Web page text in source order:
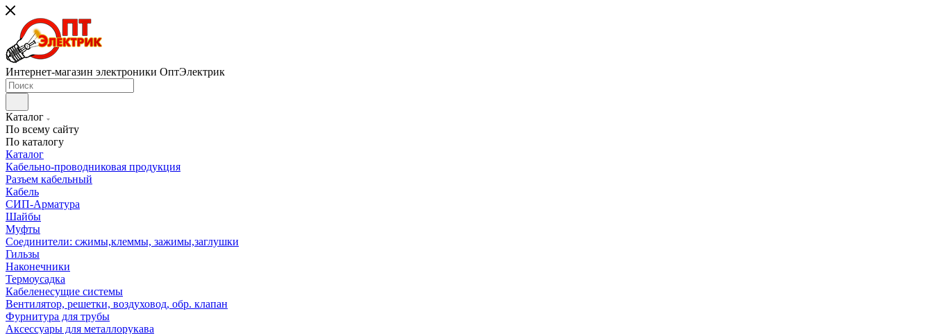
Интернет-магазин электроники ОптЭлектрик
Каталог
По всему сайту
По каталогу
Каталог
Кабельно-проводниковая продукция
Разъем кабельный
Кабель
СИП-Арматура
Шайбы
Муфты
Соединители: сжимы,клеммы, зажимы,заглушки
Гильзы
Наконечники
Термоусадка
Кабеленесущие системы
Вентилятор, решетки, воздуховод, обр. клапан
Фурнитура для трубы
Аксессуары для металлорукава